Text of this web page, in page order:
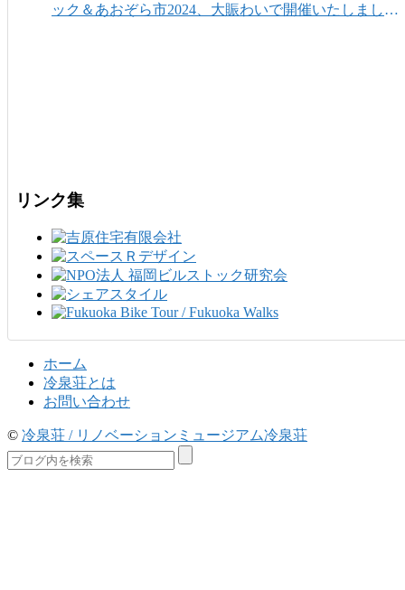
ック＆あおぞら市2024、大賑わいで開催いたしまし
リンク集
ホーム
冷泉荘とは
お問い合わせ
© 冷泉荘 / リノベーションミュージアム冷泉荘